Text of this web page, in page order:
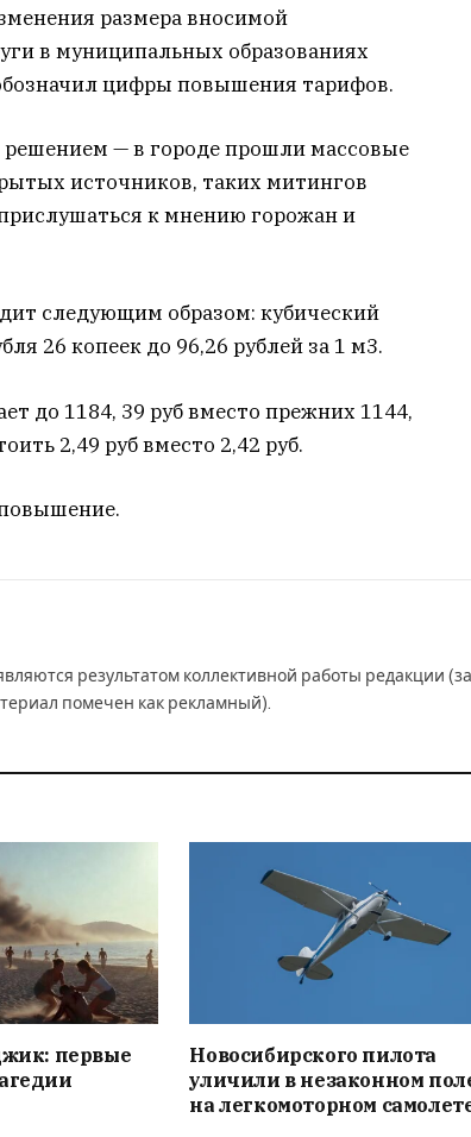
размера вносимой
в муниципальных образованиях
цифры повышения тарифов.
— в городе прошли массовые
источников, таких митингов
к мнению горожан и
следующим образом: кубический
26 копеек до 96,26 рублей за 1 м3.
до 1184, 39 руб вместо прежних 1144,
2,49 руб вместо 2,42 руб.
результатом коллективной работы редакции (за
помечен как рекламный).
первые
Новосибирского пилота
уличили в незаконном
на легкомоторном